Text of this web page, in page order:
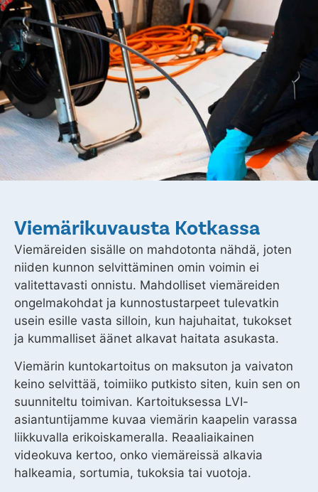
Viemärikuvausta Kotkassa
Viemäreiden sisälle on mahdotonta nähdä, joten
niiden kunnon selvittäminen omin voimin ei
valitettavasti onnistu. Mahdolliset viemäreiden
ongelmakohdat ja kunnostustarpeet tulevatkin
usein esille vasta silloin, kun hajuhaitat, tukokset
ja kummalliset äänet alkavat haitata asukasta.
Viemärin kuntokartoitus on maksuton ja vaivaton
keino selvittää, toimiiko putkisto siten, kuin sen on
suunniteltu toimivan. Kartoituksessa LVI-
asiantuntijamme kuvaa viemärin kaapelin varassa
liikkuvalla erikoiskameralla. Reaaliaikainen
videokuva kertoo, onko viemäreissä alkavia
halkeamia, sortumia, tukoksia tai vuotoja.